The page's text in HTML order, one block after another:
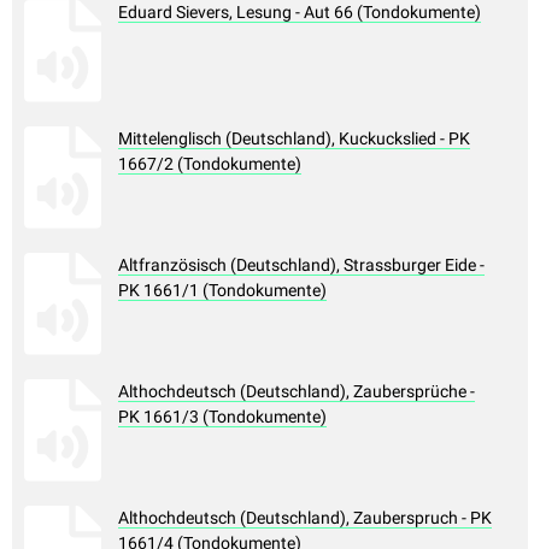
Eduard Sievers, Lesung - Aut 66 (Tondokumente)
Mittelenglisch (Deutschland), Kuckuckslied - PK
1667/2 (Tondokumente)
Altfranzösisch (Deutschland), Strassburger Eide -
PK 1661/1 (Tondokumente)
Althochdeutsch (Deutschland), Zaubersprüche -
PK 1661/3 (Tondokumente)
Althochdeutsch (Deutschland), Zauberspruch - PK
1661/4 (Tondokumente)